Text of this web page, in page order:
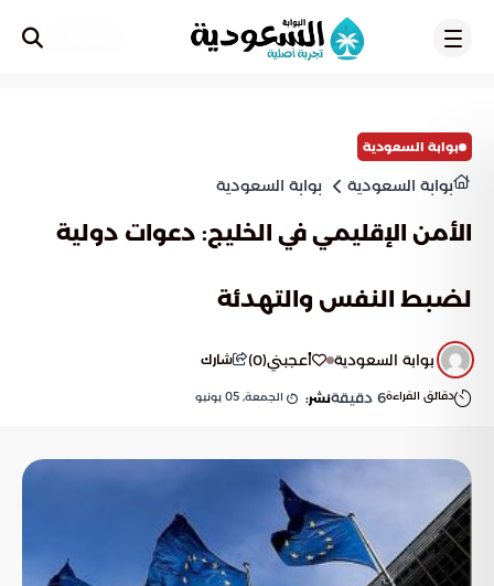
بوابة السعودية
بوابة السعودية بوابة السعودية
الأمن الإقليمي في الخليج: دعوات دولية
لضبط النفس والتهدئة
بوابة السعودية أعجبني(
0
) شارك
دقائق القراءة6 دقيقةنشر: الجمعة, 05 يونيو